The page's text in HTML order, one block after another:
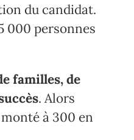
du candidat.
000 personnes
familles, de
. Alors
à 300 en